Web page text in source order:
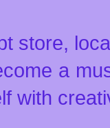
store,
a
with